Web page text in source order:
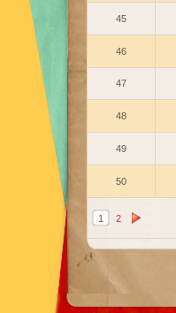
45
46
47
48
49
50
1 2